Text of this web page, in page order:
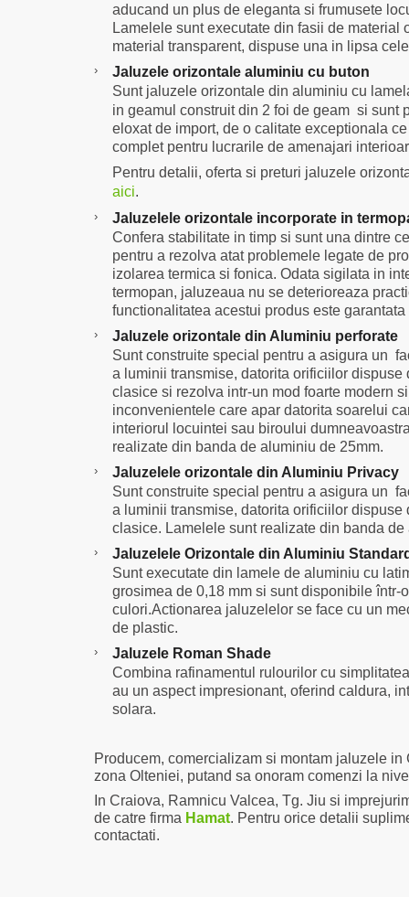
aducand un plus de eleganta si frumusete
Lamelele sunt executate din fasii de material
material transparent, dispuse una in lipsa
›
Jaluzele orizontale aluminiu cu buton
Sunt jaluzele orizontale din aluminiu cu
in geamul construit din 2 foi de geam si sunt
eloxat de import, de o calitate exceptionala
complet pentru lucrarile de amenajari
Pentru detalii, oferta si preturi jaluzele
aici.
›
Jaluzelele orizontale incorporate in
Confera stabilitate in timp si sunt una dintre
pentru a rezolva atat problemele legate de
izolarea termica si fonica. Odata sigilata in
termopan, jaluzeaua nu se deterioreaza
functionalitatea acestui produs este garantata
›
Jaluzele orizontale din Aluminiu perforate
Sunt construite special pentru a asigura un
a luminii transmise, datorita orificiilor dispuse
clasice si rezolva intr-un mod foarte modern
inconvenientele care apar datorita soarelui
interiorul locuintei sau biroului
realizate din banda de aluminiu de 25mm.
› Jaluzelele orizontaledin Aluminiu Privacy
Sunt construite special pentru a asigura un
a luminii transmise, datorita orificiilor dispuse
clasice. Lamelele sunt realizate din banda
› Jaluzelele Orizontale din Aluminiu
Sunt executate din lamele de aluminiu cu
grosimea de 0,18 mm si sunt disponibile într-
culori.Actionarea jaluzelelor se face cu un
de plastic.
›
Jaluzele Roman Shade
Combina rafinamentul rulourilor cu
au un aspect impresionant, oferind caldura,
solara.
Producem, comercializam si montam jaluzele in
zona Olteniei, putand sa onoram comenzi la
In Craiova, Ramnicu Valcea, Tg. Jiu si
de catre firma Hamat. Pentru orice detalii
contactati.